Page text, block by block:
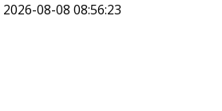
2026-08-08 08:56:23